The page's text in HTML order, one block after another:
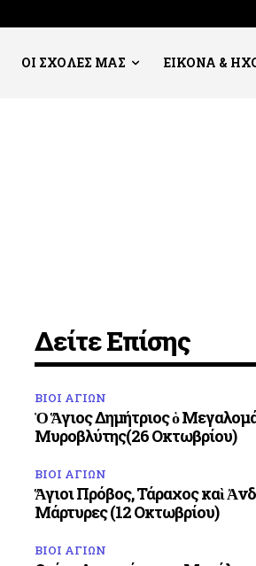
ΟΙ ΣΧΟΛΕΣ ΜΑΣ ΕΙΚΟΝΑ &
Δείτε Επίσης
ΒΙΟΙ ΑΓΙΩΝ
Ὁ Ἅγιος Δημήτριος ὁ
Μυροβλύτης(26 Οκτωβρίου)
ΒΙΟΙ ΑΓΙΩΝ
Ἅγιοι Πρόβος, Τάραχος καὶ
Μάρτυρες (12 Οκτωβρίου)
ΒΙΟΙ ΑΓΙΩΝ